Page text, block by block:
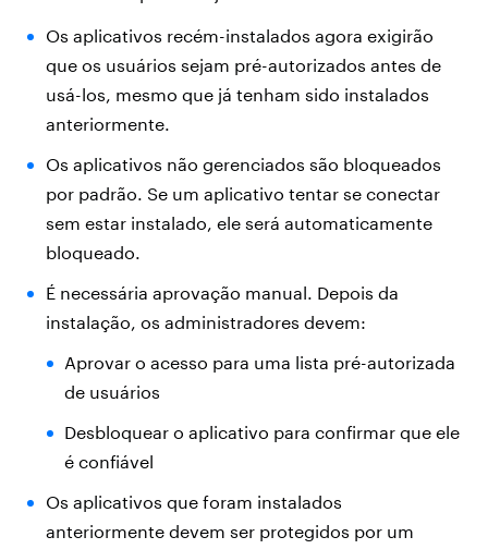
Os aplicativos recém-instalados agora exigirão
que os usuários sejam pré-autorizados antes de
usá-los, mesmo que já tenham sido instalados
anteriormente.
Os aplicativos não gerenciados são bloqueados
por padrão. Se um aplicativo tentar se conectar
sem estar instalado, ele será automaticamente
bloqueado.
É necessária aprovação manual. Depois da
instalação, os administradores devem:
Aprovar o acesso para uma lista pré-autorizada
de usuários
Desbloquear o aplicativo para confirmar que ele
é confiável
Os aplicativos que foram instalados
anteriormente devem ser protegidos por um